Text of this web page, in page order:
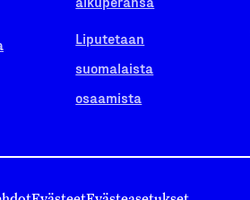
Liputetaan
suomalaista
osaamista